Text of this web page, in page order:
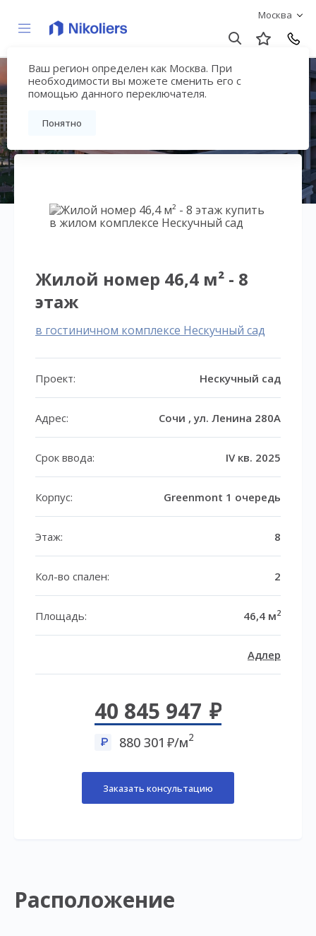
Москва
Ваш регион определен как Москва. При
необходимости вы можете сменить его с
помощью данного переключателя.
Понятно
Нескучный сад
Вернуться на страницу гостиничного
Жилой номер 46,4 м² - 8
этаж
в гостиничном комплексе Нескучный сад
Проект: Нескучный сад
Адрес: Сочи , ул. Ленина 280А
Срок ввода: IV кв. 2025
Корпус: Greenmont 1 очередь
Этаж: 8
Кол-во спален: 2
Площадь: 46,4 м2
Адлер
40 845 947
880 301 /м2
Заказать консультацию
Расположение